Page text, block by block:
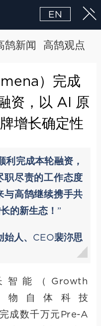
EN
鹄新闻 高鹄观点
）完成
资，以 AI 原
增长确定性
利完成本轮融资，
职尽责的工作态度
与高鹄继续携手共
的新生态！”
人、CEO裴沵思
能（Growth
物自体科技
成数千万元Pre-A